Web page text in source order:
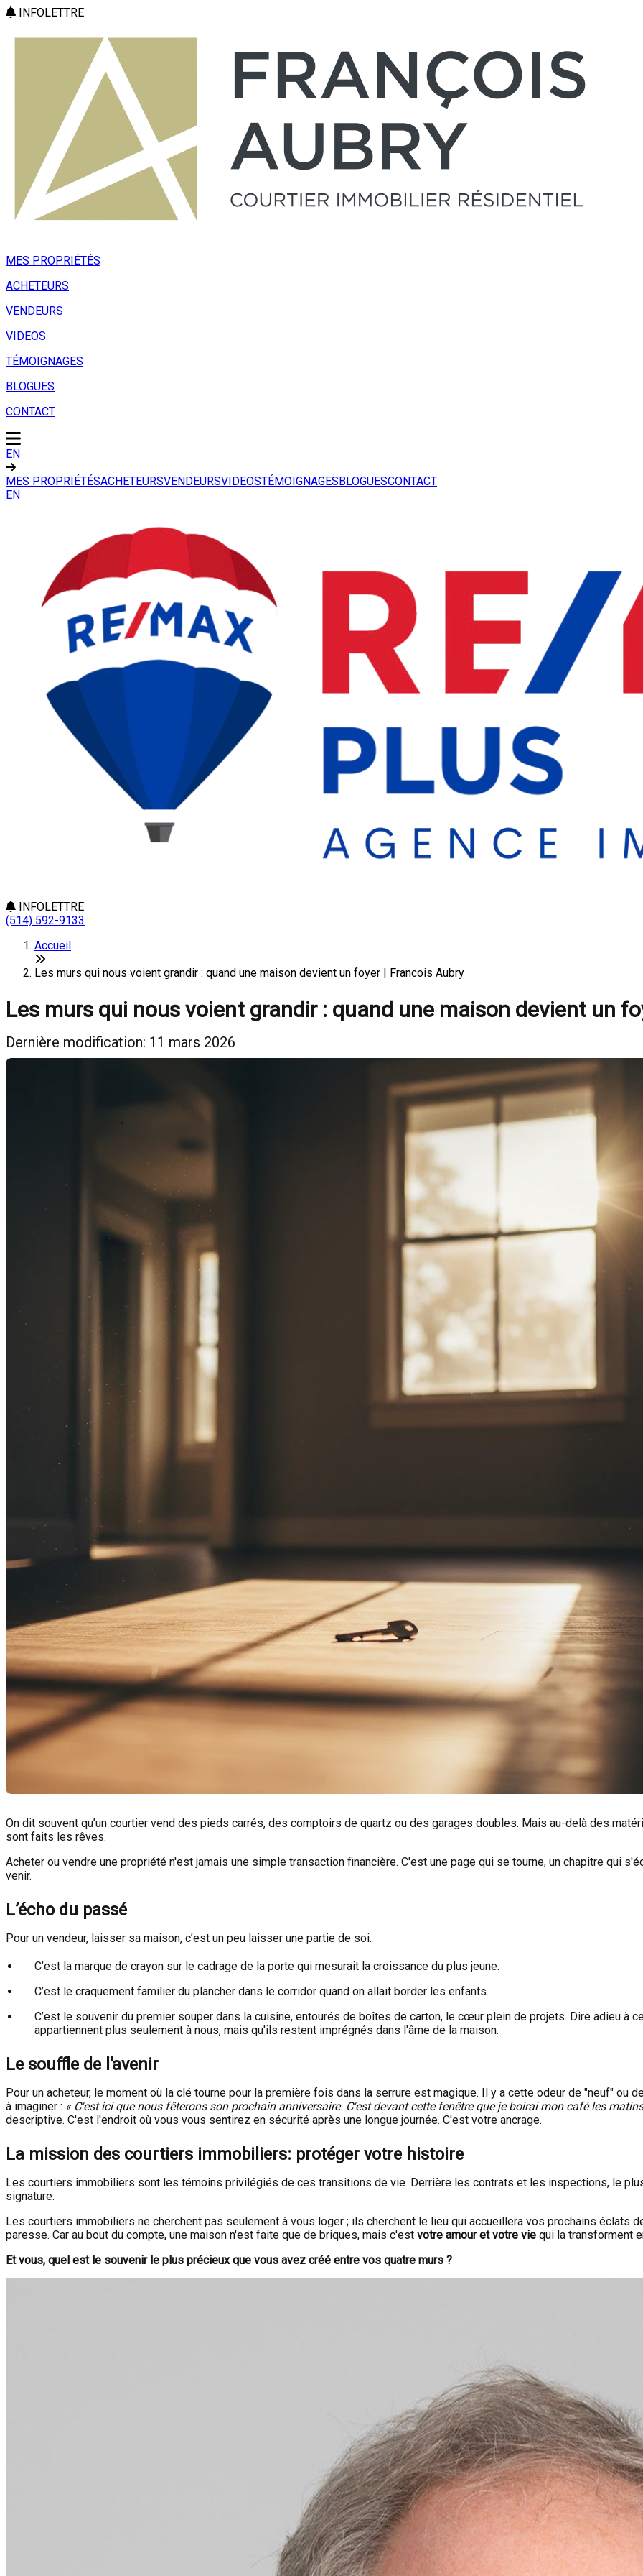
INFOLETTRE
MES PROPRIÉTÉS
ACHETEURS
VENDEURS
VIDEOS
TÉMOIGNAGES
BLOGUES
CONTACT
EN
MES PROPRIÉTÉSACHETEURSVENDEURSVIDEOSTÉMOIGNAGESBLOGUESCONTACT
EN
INFOLETTRE
(514) 592-9133
Accueil
Les murs qui nous voient grandir : quand une maison devient un foyer | Francois Aubry
Les murs qui nous voient grandir : quand une maison devient un
Dernière modification: 11 mars 2026
On dit souvent qu’un courtier vend des pieds carrés, des comptoirs de quartz ou des garages doubles. Mais au-delà des
sont faits les rêves.
Acheter ou vendre une propriété n'est jamais une simple transaction financière. C'est une page qui se tourne, un chapitre qui
venir.
L’écho du passé
Pour un vendeur, laisser sa maison, c’est un peu laisser une partie de soi.
C’est la marque de crayon sur le cadrage de la porte qui mesurait la croissance du plus jeune.
C’est le craquement familier du plancher dans le corridor quand on allait border les enfants.
C’est le souvenir du premier souper dans la cuisine, entourés de boîtes de carton, le cœur plein de projets. Dire adieu à
appartiennent plus seulement à nous, mais qu'ils restent imprégnés dans l'âme de la maison.
Le souffle de l'avenir
Pour un acheteur, le moment où la clé tourne pour la première fois dans la serrure est magique. Il y a cette odeur de "neuf" ou
à imaginer : « C'est ici que nous fêterons son prochain anniversaire. C'est devant cette fenêtre que je boirai mon café les
descriptive. C'est l'endroit où vous vous sentirez en sécurité après une longue journée. C'est votre ancrage.
La mission des courtiers immobiliers: protéger votre histoire
Les courtiers immobiliers sont les témoins privilégiés de ces transitions de vie. Derrière les contrats et les inspections, le
signature.
Les courtiers immobiliers ne cherchent pas seulement à vous loger ; ils cherchent le lieu qui accueillera vos prochains éclats
paresse. Car au bout du compte, une maison n'est faite que de briques, mais c'est votre amour et votre vie qui la transforment
Et vous, quel est le souvenir le plus précieux que vous avez créé entre vos quatre murs ?